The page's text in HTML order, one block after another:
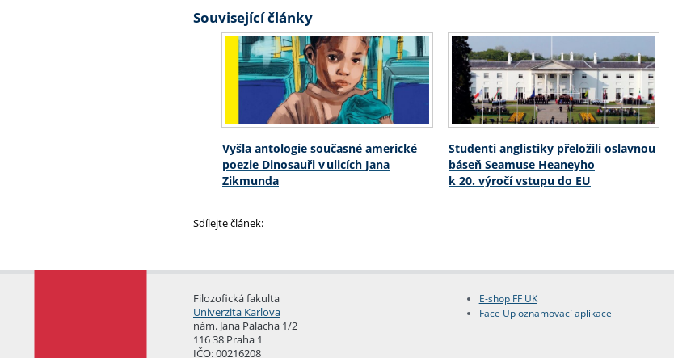
Související články
Vyšla antologie současné americké
poezie Dinosauři v ulicích Jana
Zikmunda
Studenti anglistiky přeložili oslavnou
báseň Seamuse Heaneyho
k 20. výročí vstupu do EU
Sdílejte článek:
Filozofická fakulta
Univerzita Karlova
nám. Jana Palacha 1/2
116 38 Praha 1
IČO: 00216208
E-shop FF UK
Face Up oznamovací aplikace